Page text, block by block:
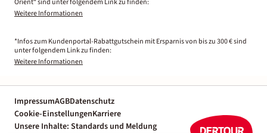
Orient“ sind unter folgendem Link zu finden:
Weitere Informationen
*Infos zum Kundenportal-Rabattgutschein mit Ersparnis von bis zu 300 € sind
unter folgendem Link zu finden:
Weitere Informationen
ImpressumAGBDatenschutz
Cookie-EinstellungenKarriere
Unsere Inhalte: Standards und Meldung